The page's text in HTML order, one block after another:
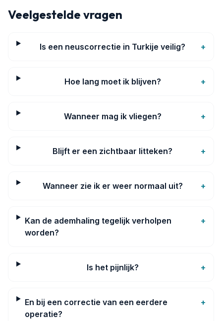
Veelgestelde vragen
Is een neuscorrectie in Turkije veilig? +
Hoe lang moet ik blijven? +
Wanneer mag ik vliegen? +
Blijft er een zichtbaar litteken? +
Wanneer zie ik er weer normaal uit? +
Kan de ademhaling tegelijk verholpen
worden?
+
Is het pijnlijk? +
En bij een correctie van een eerdere
operatie?
+